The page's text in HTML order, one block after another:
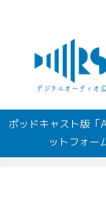
ポッドキャスト版
ットフォー